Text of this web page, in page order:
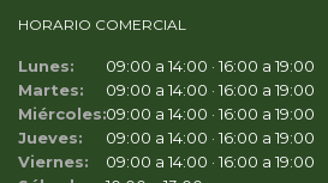
HORARIO COMERCIAL
Lunes:
09:00 a 14:00 · 16:00 a 19:00
Martes:
09:00 a 14:00 · 16:00 a 19:00
Miércoles:09:00 a 14:00 · 16:00 a 19:00
Jueves:
09:00 a 14:00 · 16:00 a 19:00
Viernes:
09:00 a 14:00 · 16:00 a 19:00